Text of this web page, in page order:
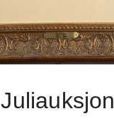
Juliauksjon